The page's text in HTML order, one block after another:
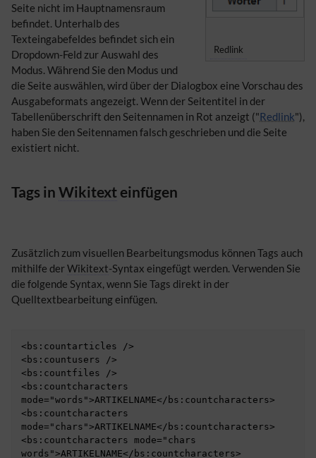
Redlink
Seite nicht im Hauptnamensraum
befindet. Unterhalb des
Texteingabefeldes befindet sich ein
Dropdown-Feld zur Auswahl des
Modus. Während Sie den Modus und
die Seite auswählen, wird über der Dialogbox eine Vorschau des
Ausgabeformats angezeigt. Wenn der Seitentitel in der
Tabellenüberschrift den Seitennamen in Rot anzeigt ("Redlink"),
haben Sie den Seitennamen falsch geschrieben und die Seite
existiert nicht.
Tags in Wikitext einfügen
Zusätzlich zum visuellen Bearbeitungsmodus können Tags auch
mithilfe derWikitext-Syntax eingefügt werden. Verwenden Sie
die folgende Syntax, wenn Sie Tags direkt in der
Quelltextbearbeitung einfügen.
<bs:countarticles />
<bs:countusers />
<bs:countfiles />
<bs:countcharacters
mode="words">ARTIKELNAME</bs:countcharacters>
<bs:countcharacters
mode="chars">ARTIKELNAME</bs:countcharacters>
<bs:countcharacters mode="chars
words">ARTIKELNAME</bs:countcharacters>